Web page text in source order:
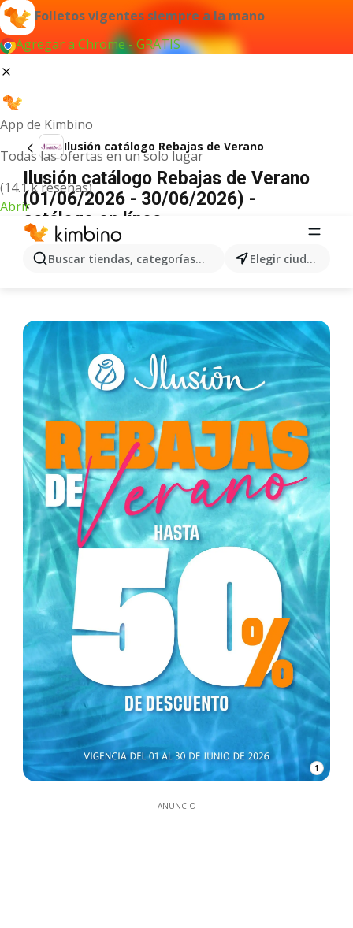
Folletos vigentes siempre a la mano
Agregar a Chrome - GRATIS
App de Kimbino
Todas las ofertas en un solo lugar
(14.1 k reseñas)
Abrir
Buscar tiendas, categorías, productos... Elegir ciudad
Ilusión catálogo Rebajas de Verano
Ilusión catálogo Rebajas de Verano
(01/06/2026 - 30/06/2026) -
catálogo en línea
1
ANUNCIO